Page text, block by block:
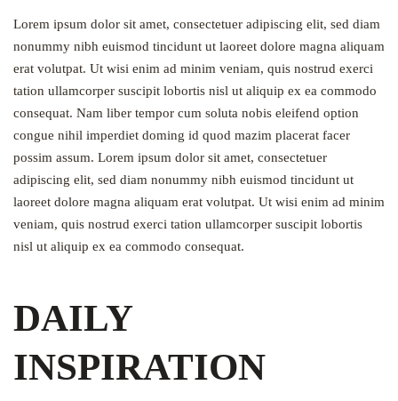
Lorem ipsum dolor sit amet, consectetuer adipiscing elit, sed diam
nonummy nibh euismod tincidunt ut laoreet dolore magna aliquam
erat volutpat. Ut wisi enim ad minim veniam, quis nostrud exerci
tation ullamcorper suscipit lobortis nisl ut aliquip ex ea commodo
consequat. Nam liber tempor cum soluta nobis eleifend option
congue nihil imperdiet doming id quod mazim placerat facer
possim assum. Lorem ipsum dolor sit amet, consectetuer
adipiscing elit, sed diam nonummy nibh euismod tincidunt ut
laoreet dolore magna aliquam erat volutpat. Ut wisi enim ad minim
veniam, quis nostrud exerci tation ullamcorper suscipit lobortis
nisl ut aliquip ex ea commodo consequat.
DAILY
INSPIRATION